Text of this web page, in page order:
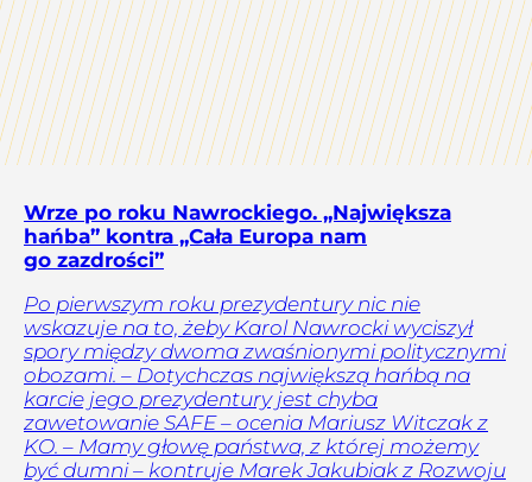
Wrze po roku Nawrockiego. „Największa
hańba” kontra „Cała Europa nam
go zazdrości”
Po pierwszym roku prezydentury nic nie
wskazuje na to, żeby Karol Nawrocki wyciszył
spory między dwoma zwaśnionymi politycznymi
obozami. – Dotychczas największą hańbą na
karcie jego prezydentury jest chyba
zawetowanie SAFE – ocenia Mariusz Witczak z
KO. – Mamy głowę państwa, z której możemy
być dumni – kontruje Marek Jakubiak z Rozwoju